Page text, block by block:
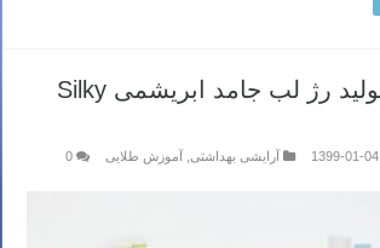
فرمولاسیون تولید رژ لب جامد ابریشمی Silky
1399-01-04 آرایشی بهداشتی آموزش طلایی
0